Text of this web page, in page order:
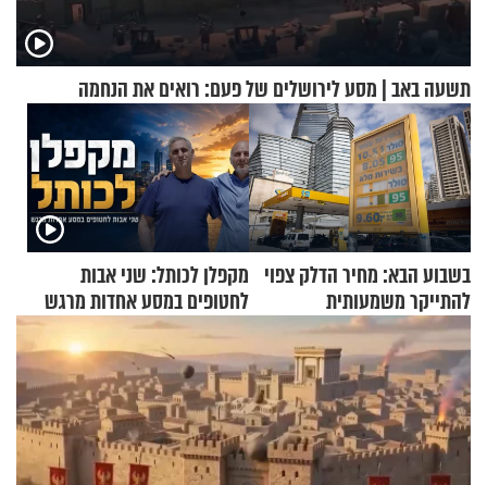
תשעה באב | מסע לירושלים של פעם: רואים את הנחמה
בשבוע הבא: מחיר הדלק צפוי
להתייקר משמעותית
מקפלן לכותל: שני אבות
לחטופים במסע אחדות מרגש